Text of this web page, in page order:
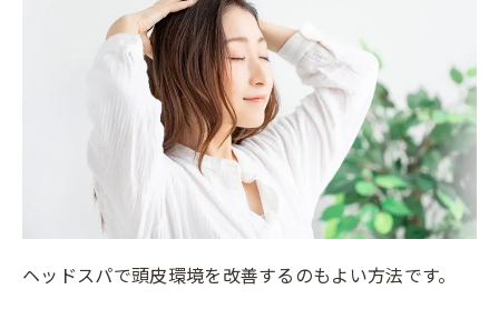
ヘッドスパで頭皮環境を改善するのもよい方法です。